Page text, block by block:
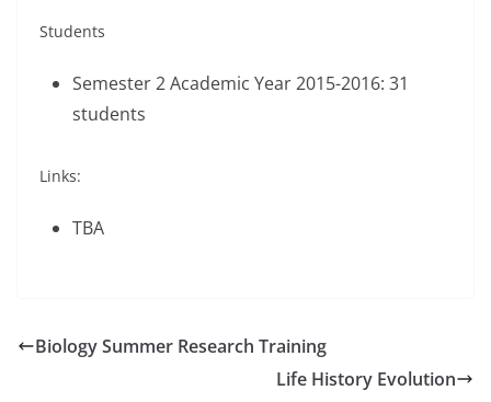
Students
Semester 2 Academic Year 2015-2016: 31
students
Links:
TBA
Biology Summer Research Training
Life History Evolution